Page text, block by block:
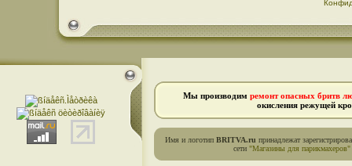
Мы производим ремонт опасных бритв
окисления режущей
Имя и логотип BRITVA.ru принадлежат
сети "Магазины для парикмахеров"